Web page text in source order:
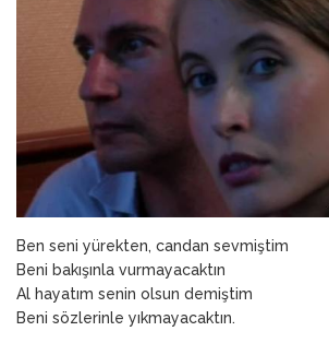
23 Mart 2026
Ben seni yürekten, candan sevmiştim
Beni bakışınla vurmayacaktın
Al hayatım senin olsun demiştim
Beni sözlerinle yıkmayacaktın.